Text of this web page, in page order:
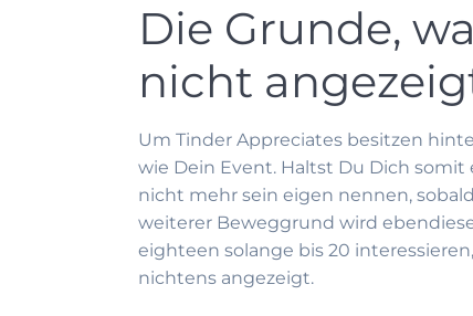
Die Grunde,
nicht
Um Tinder Appreciates besitzen
wie Dein Event. Haltst Du Dich
nicht mehr sein eigen nennen,
weiterer Beweggrund wird
eighteen solange bis 20
nichtens angezeigt.